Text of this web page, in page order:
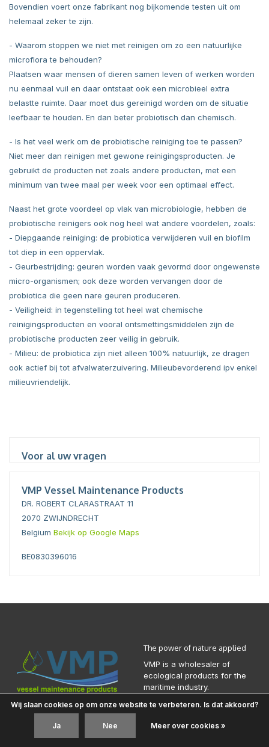
Bovendien voert onze fabrikant nog bijkomende testen uit om
helemaal zeker te zijn.
- Waarom stoppen we niet met reinigen om zo een natuurlijke
microflora te behouden?
Plaatsen waar mensen of dieren samen leven of werken worden
nu eenmaal vuil en daar ontstaat ook een microbieel extra
belastte ruimte. Daar moet dus gereinigd worden om de situatie
leefbaar te houden. En dan beter probiotisch dan chemisch.
- Is het veel werk om de probiotische reiniging toe te passen?
Niet meer dan reinigen met gewone reinigingsproducten. Je
gebruikt de producten net zoals andere producten, met een
minimum van twee maal per week voor een optimaal effect.
Naast het grote voordeel op vlak van microbiologie, hebben de
probiotische reinigers ook nog heel wat andere voordelen, zoals:
- Diepgaande reiniging: de probiotica verwijderen vuil en biofilm
tot diep in een oppervlak.
- Geurbestrijding: geuren worden vaak gevormd door ongewenste
micro-organismen; ook deze worden vervangen door de
probiotica die geen nare geuren produceren.
- Veiligheid: in tegenstelling tot heel wat chemische
reinigingsproducten en vooral ontsmettingsmiddelen zijn de
probiotische producten zeer veilig in gebruik.
- Milieu: de probiotica zijn niet alleen 100% natuurlijk, ze dragen
ook actief bij tot afvalwaterzuivering. Milieubevorderend ipv enkel
milieuvriendelijk.
Voor al uw vragen
VMP Vessel Maintenance Products
DR. ROBERT CLARASTRAAT 11
2070 ZWIJNDRECHT
Belgium Bekijk op Google Maps
BE0830396016
The power of nature applied
VMP is a wholesaler of
ecological products for the
maritime industry.
Wij slaan cookies op om onze website te verbeteren. Is dat akkoord?
Ja Nee Meer over cookies »